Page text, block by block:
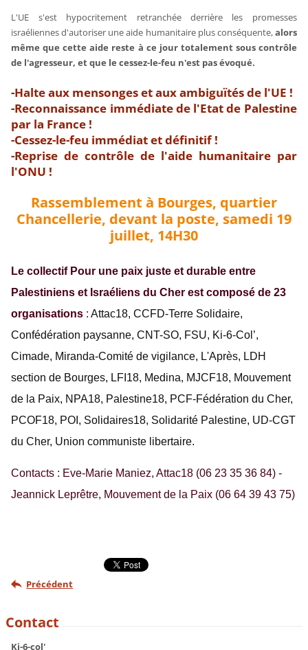
L'UE s'est hypocritement retranchée derrière les promesses
israéliennes d'autoriser une aide humanitaire plus conséquente,alors
même que cette aide reste à ce jour totalement sous contrôle
de l'agresseur, et que le cessez-le-feu n'est pas évoqué.
-Halte aux mensonges et aux ambiguïtés de l'UE !
-Reconnaissance immédiate de l'Etat de Palestine
par la France !
-Cessez-le-feu immédiat et définitif !
-Reprise de contrôle de l'aide humanitaire par
l'ONU !
Rassemblement à Bourges, quartier
Chancellerie, devant la poste, samedi 19
juillet, 14H30
Le collectif Pour une paix juste et durable entre
Palestiniens et Israéliens du Cher est composé de 23
organisations : Attac18, CCFD-Terre Solidaire,
Confédération paysanne, CNT-SO, FSU, Ki-6-Col’,
Cimade, Miranda-Comité de vigilance, L'Après, LDH
section de Bourges, LFI18, Medina, MJCF18, Mouvement
de la Paix, NPA18, Palestine18, PCF-Fédération du Cher,
PCOF18, POI, Solidaires18, Solidarité Palestine, UD-CGT
du Cher, Union communiste libertaire.
Contacts : Eve-Marie Maniez, Attac18 (06 23 35 36 84) -
Jeannick Leprêtre, Mouvement de la Paix (06 64 39 43 75)
Précédent
Contact
Ki-6-col'